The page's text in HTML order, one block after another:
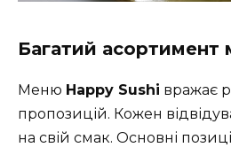
Багатий асортимент
Меню Happy Sushі вражає
пропозицій. Кожен
на свій смак. Основні